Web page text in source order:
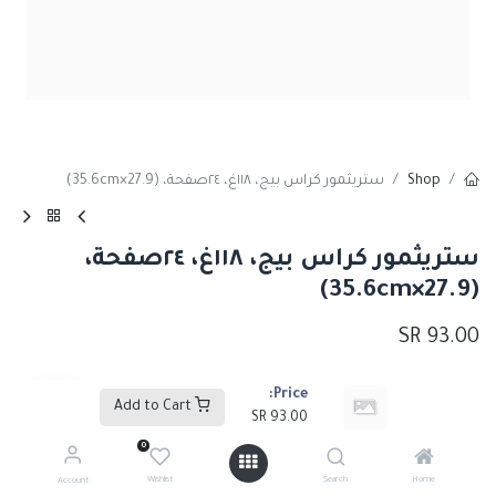
Price:
93.00
Home
Search
0
Wishlist
Account
Shop ستريثمور كراس بيج، ١١٨غ، ٢٤صفحة، (27.9×35.6cm)
ستريثمور كراس بيج، ١١٨غ، ٢٤صفحة،
(27.9×35.6cm)
93.00
Add to Cart
إضافة إلى قائمة الأمنيات